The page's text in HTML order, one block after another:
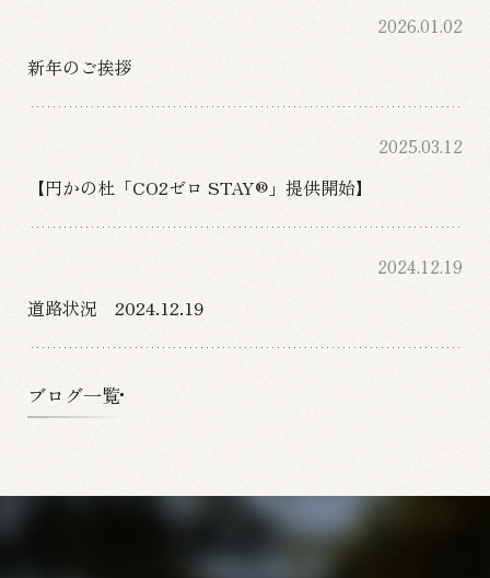
2026.01.02
新年のご挨拶
2025.03.12
【円かの杜「CO2ゼロ STAY®」提供開始】
2024.12.19
道路状況 2024.12.19
ブログ一覧